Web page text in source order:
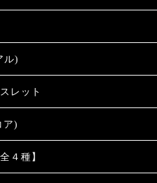
ル)
レット
ア)
４種】